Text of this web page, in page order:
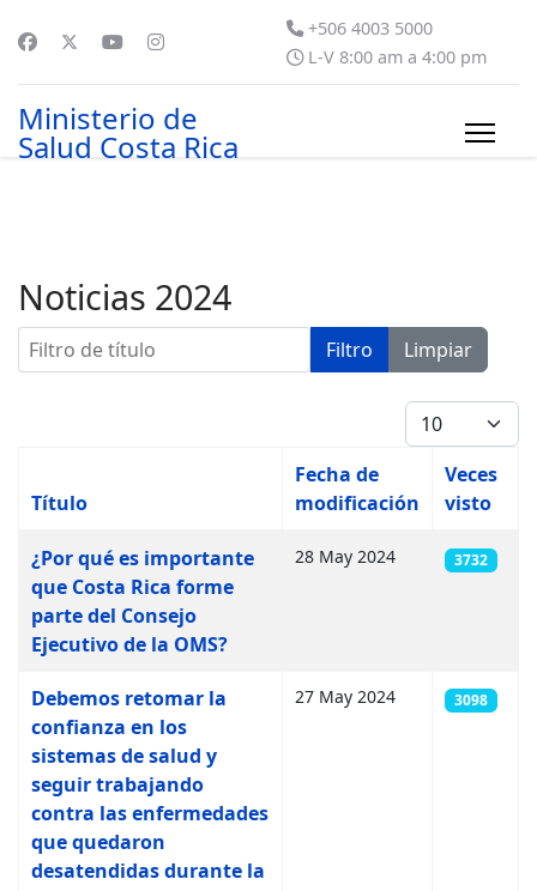
+506 4003 5000
L-V 8:00 am a 4:00 pm
Ministerio de
Salud Costa Rica
Noticias 2024
Filtro de título Filtro Limpiar
Cantidad
Título
Fecha de
modificación
Veces
visto
¿Por qué es importante
que Costa Rica forme
parte del Consejo
Ejecutivo de la OMS?
28 May 2024 3732
Debemos retomar la
confianza en los
sistemas de salud y
seguir trabajando
contra las enfermedades
que quedaron
desatendidas durante la
27 May 2024 3098